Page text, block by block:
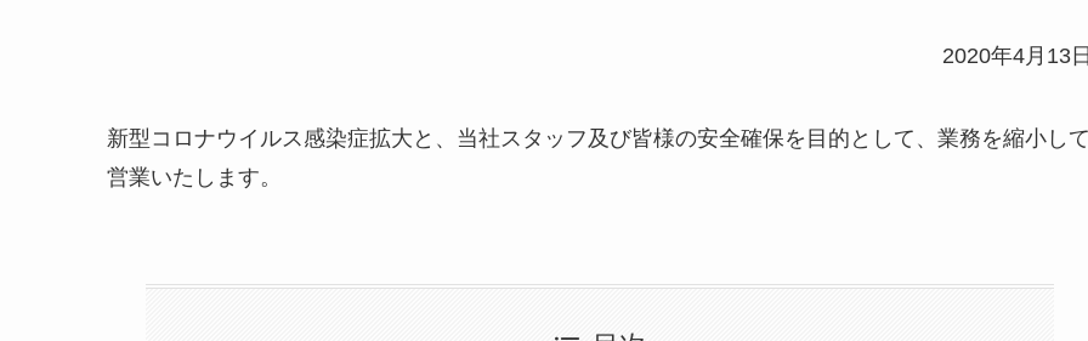
2020年4月13
新型コロナウイルス感染症拡大と、当社スタッフ及び皆様の安全確保を目的として、業務を縮小し
営業いたします。